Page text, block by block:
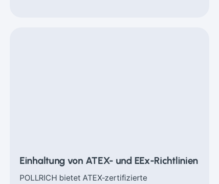
Einhaltung von ATEX- und EEx-Richtlinien
POLLRICH bietet ATEX-zertifizierte